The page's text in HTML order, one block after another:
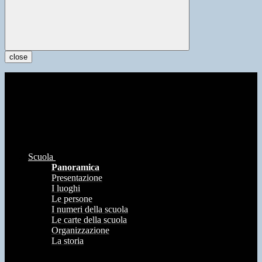
close
Scuola
Panoramica
Presentazione
I luoghi
Le persone
I numeri della scuola
Le carte della scuola
Organizzazione
La storia